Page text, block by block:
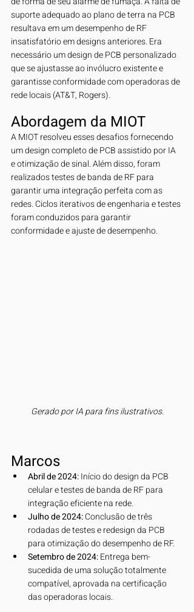
suporte adequado ao plano de terra na PCB
resultava em um desempenho de RF
insatisfatório em designs anteriores. Era
necessário um design de PCB personalizado
que se ajustasse ao invólucro existente e
garantisse conformidade com operadoras de
rede locais (AT&T, Rogers).
Abordagem da MIOT
A MIOT resolveu esses desafios fornecendo
um design completo de PCB assistido por IA
e otimização de sinal. Além disso, foram
realizados testes de banda de RF para
garantir uma integração perfeita com as
redes. Ciclos iterativos de engenharia e testes
foram conduzidos para garantir
conformidade e ajuste de desempenho.
Gerado por IA para fins ilustrativos.
Marcos
Abril de 2024: Início do design da PCB
celular e testes de banda de RF para
integração eficiente na rede.
Julho de 2024: Conclusão de três
rodadas de testes e redesign da PCB
para otimização do desempenho de RF.
Setembro de 2024: Entrega bem-
sucedida de uma solução totalmente
compatível, aprovada na certificação
das operadoras locais.